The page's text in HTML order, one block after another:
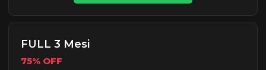
FULL 3 Mesi
75% OFF